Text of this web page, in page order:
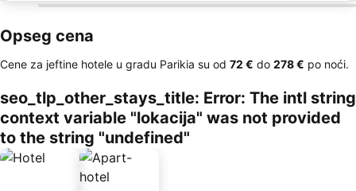
Opseg cena
Cene za jeftine hotele u gradu Parikia su od ‎72 € do ‎278 € po noći.
seo_tlp_other_stays_title: Error: The intl string
context variable "lokacija" was not provided
to the string "undefined"